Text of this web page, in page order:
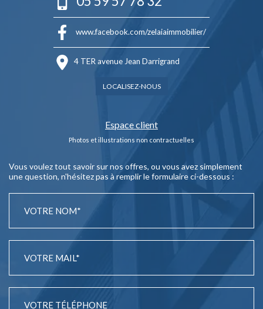
www.facebook.com/zelaiaimmobilier/
4 TER avenue Jean Darrigrand
LOCALISEZ-NOUS
Espace client
Photos et illustrations non contractuelles
Vous voulez tout savoir sur nos offres, ou vous avez simplement
une question, n'hésitez pas à remplir le formulaire ci-dessous :